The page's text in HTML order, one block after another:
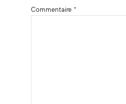
Commentaire *